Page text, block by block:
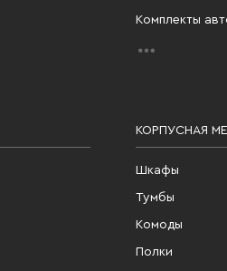
Комплекты
КОРПУСНАЯ
Шкафы
Тумбы
Комоды
Полки